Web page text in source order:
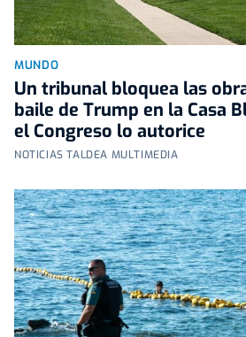
MUNDO
Un tribunal bloquea las
baile de Trump en la Casa
el Congreso lo autorice
NOTICIAS TALDEA MULTIMEDIA